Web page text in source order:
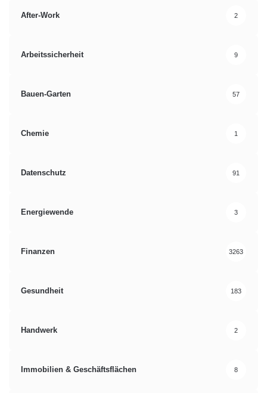
After-Work 2
Arbeitssicherheit 9
Bauen-Garten 57
Chemie 1
Datenschutz 91
Energiewende 3
Finanzen 3263
Gesundheit 183
Handwerk 2
Immobilien & Geschäftsflächen 8